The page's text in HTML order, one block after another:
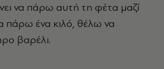
να πάρω αυτή τη φέτα μαζί
πάρω ένα κιλό, θέλω να
βαρέλι.